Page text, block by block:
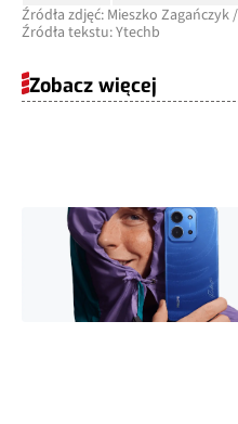
Źródła zdjęć: Mieszko
Źródła tekstu: Ytechb
Zobacz więcej